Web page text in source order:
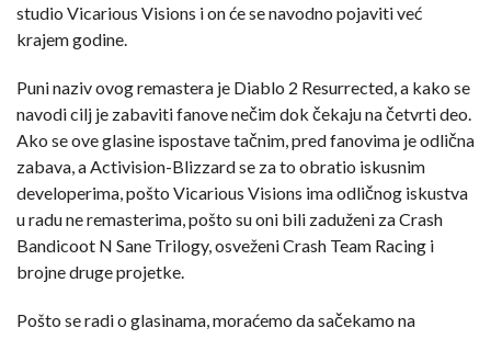
studio Vicarious Visions i on će se navodno pojaviti već
krajem godine.
Puni naziv ovog remastera je Diablo 2 Resurrected, a kako se
navodi cilj je zabaviti fanove nečim dok čekaju na četvrti deo.
Ako se ove glasine ispostave tačnim, pred fanovima je odlična
zabava, a Activision-Blizzard se za to obratio iskusnim
developerima, pošto Vicarious Visions ima odličnog iskustva
u radu ne remasterima, pošto su oni bili zaduženi za Crash
Bandicoot N Sane Trilogy, osveženi Crash Team Racing i
brojne druge projetke.
Pošto se radi o glasinama, moraćemo da sačekamo na